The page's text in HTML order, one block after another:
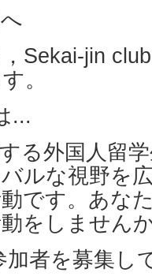
Sekai-jin
。
...
る外国人留
ルな視野を
です。あな
をしません
加者を募集し